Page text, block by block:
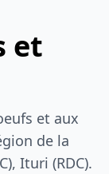
et
et aux
de la
Ituri (RDC).